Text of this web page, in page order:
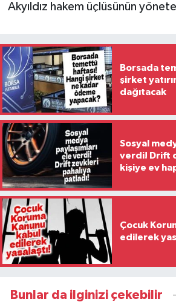
Akyıldız hakem üçlüsünün
Borsada
şirket
dağıtacak
Sosyal
verdi! Drift
kişiye ev
Çocuk
edilerek
Bunlar da ilginizi çekebilir